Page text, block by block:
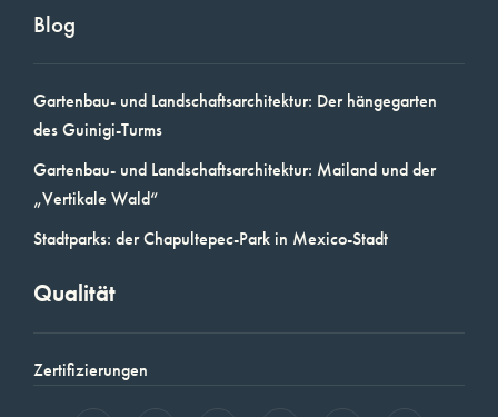
Blog
Gartenbau- und Landschaftsarchitektur: Der hängegarten
des Guinigi-Turms
Gartenbau- und Landschaftsarchitektur: Mailand und der
„Vertikale Wald“
Stadtparks: der Chapultepec-Park in Mexico-Stadt
Qualität
Zertifizierungen